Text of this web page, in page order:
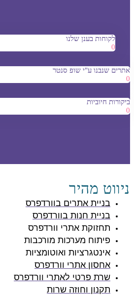
לקוחות בענן שלנו
0
אתרים שנבנו ע"י שופ סנטר
0
ביקורות חיוביות
0
ניווט מהיר
בניית אתרים בוורדפרס
בניית חנות בוורדפרס
תחזוקת אתרי וורדפרס
פיתוח מערכות מורכבות
אינטגרציות ואוטומציות
אחסון אתרי וורדפרס
שרת פרטי לאתרי וורדפרס
תקנון וחוזה שרות